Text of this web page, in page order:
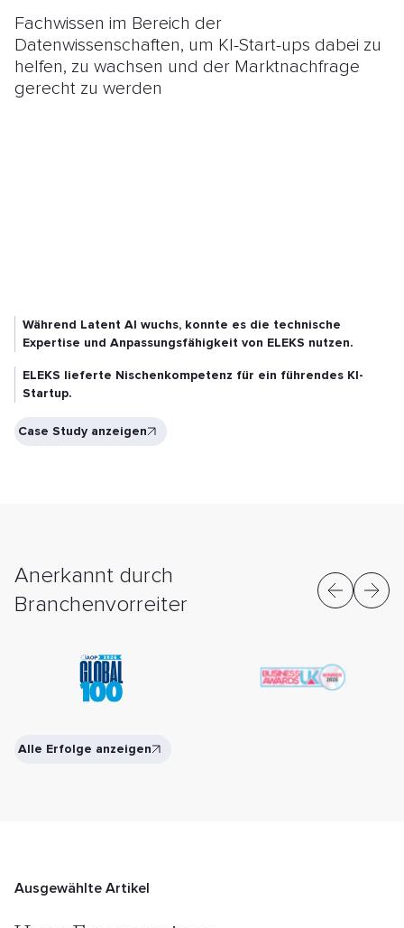
Fachwissen im Bereich der
Datenwissenschaften, um KI-Start-ups dabei zu
helfen, zu wachsen und der Marktnachfrage
gerecht zu werden
Während Latent AI wuchs, konnte es die technische
Expertise und Anpassungsfähigkeit von ELEKS nutzen.
ELEKS lieferte Nischenkompetenz für ein führendes KI-
Startup.
Case Study anzeigen
Anerkannt durch
Branchenvorreiter
Alle Erfolge anzeigen
Ausgewählte Artikel